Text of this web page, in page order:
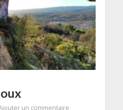
un commentaire